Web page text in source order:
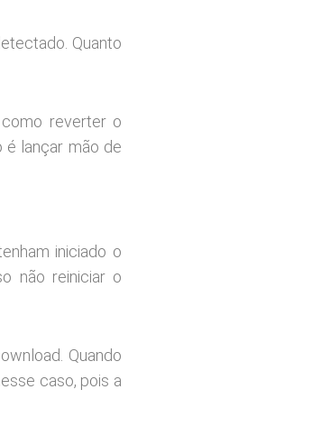
Quanto
reverter o
é lançar mão de
iniciado o
não reiniciar o
Quando
caso, pois a